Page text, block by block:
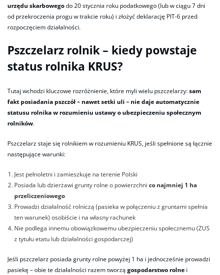
urzędu skarbowegodo 20 stycznia roku podatkowego (lub w ciągu 7 dni
od przekroczenia progu w trakcie roku) i złożyć deklarację PIT-6 przed
rozpoczęciem działalności.
Pszczelarz rolnik – kiedy powstaje
status rolnika KRUS?
Tutaj wchodzi kluczowe rozróżnienie, które myli wielu pszczelarzy:sam
fakt posiadania pszczół – nawet setki uli – nie daje automatycznie
statusu rolnika w rozumieniu ustawy o ubezpieczeniu społecznym
rolników.
Pszczelarz staje się rolnikiem w rozumieniu KRUS, jeśli spełnione są łącznie
następujące warunki:
Jest pełnoletni i zamieszkuje na terenie Polski
Posiada lub dzierżawi grunty rolne o powierzchni co najmniej 1 ha
przeliczeniowego
Prowadzi działalność rolniczą (pasieka w połączeniu z gruntami spełnia
ten warunek) osobiście i na własny rachunek
Nie podlega innemu obowiązkowemu ubezpieczeniu społecznemu (ZUS
z tytułu etatu lub działalności gospodarczej)
Jeśli pszczelarz posiada grunty rolne powyżej 1 ha i jednocześnie prowadzi
pasiekę – obie te działalności razem tworzą gospodarstwo rolne i